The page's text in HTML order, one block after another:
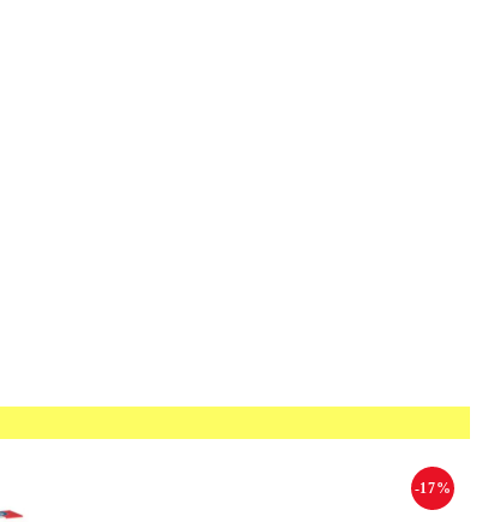
-17%